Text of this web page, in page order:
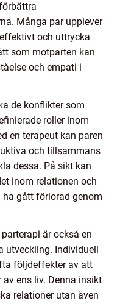
Många par upplever
och uttrycka
som motparten kan
och empati i
de konflikter som
roller inom
en terapeut kan paren
och tillsammans
dessa. På sikt kan
inom relationen och
gått förlorad genom
är också en
utveckling. Individuell
följdeffekter av att
ens liv. Denna insikt
relationer utan även